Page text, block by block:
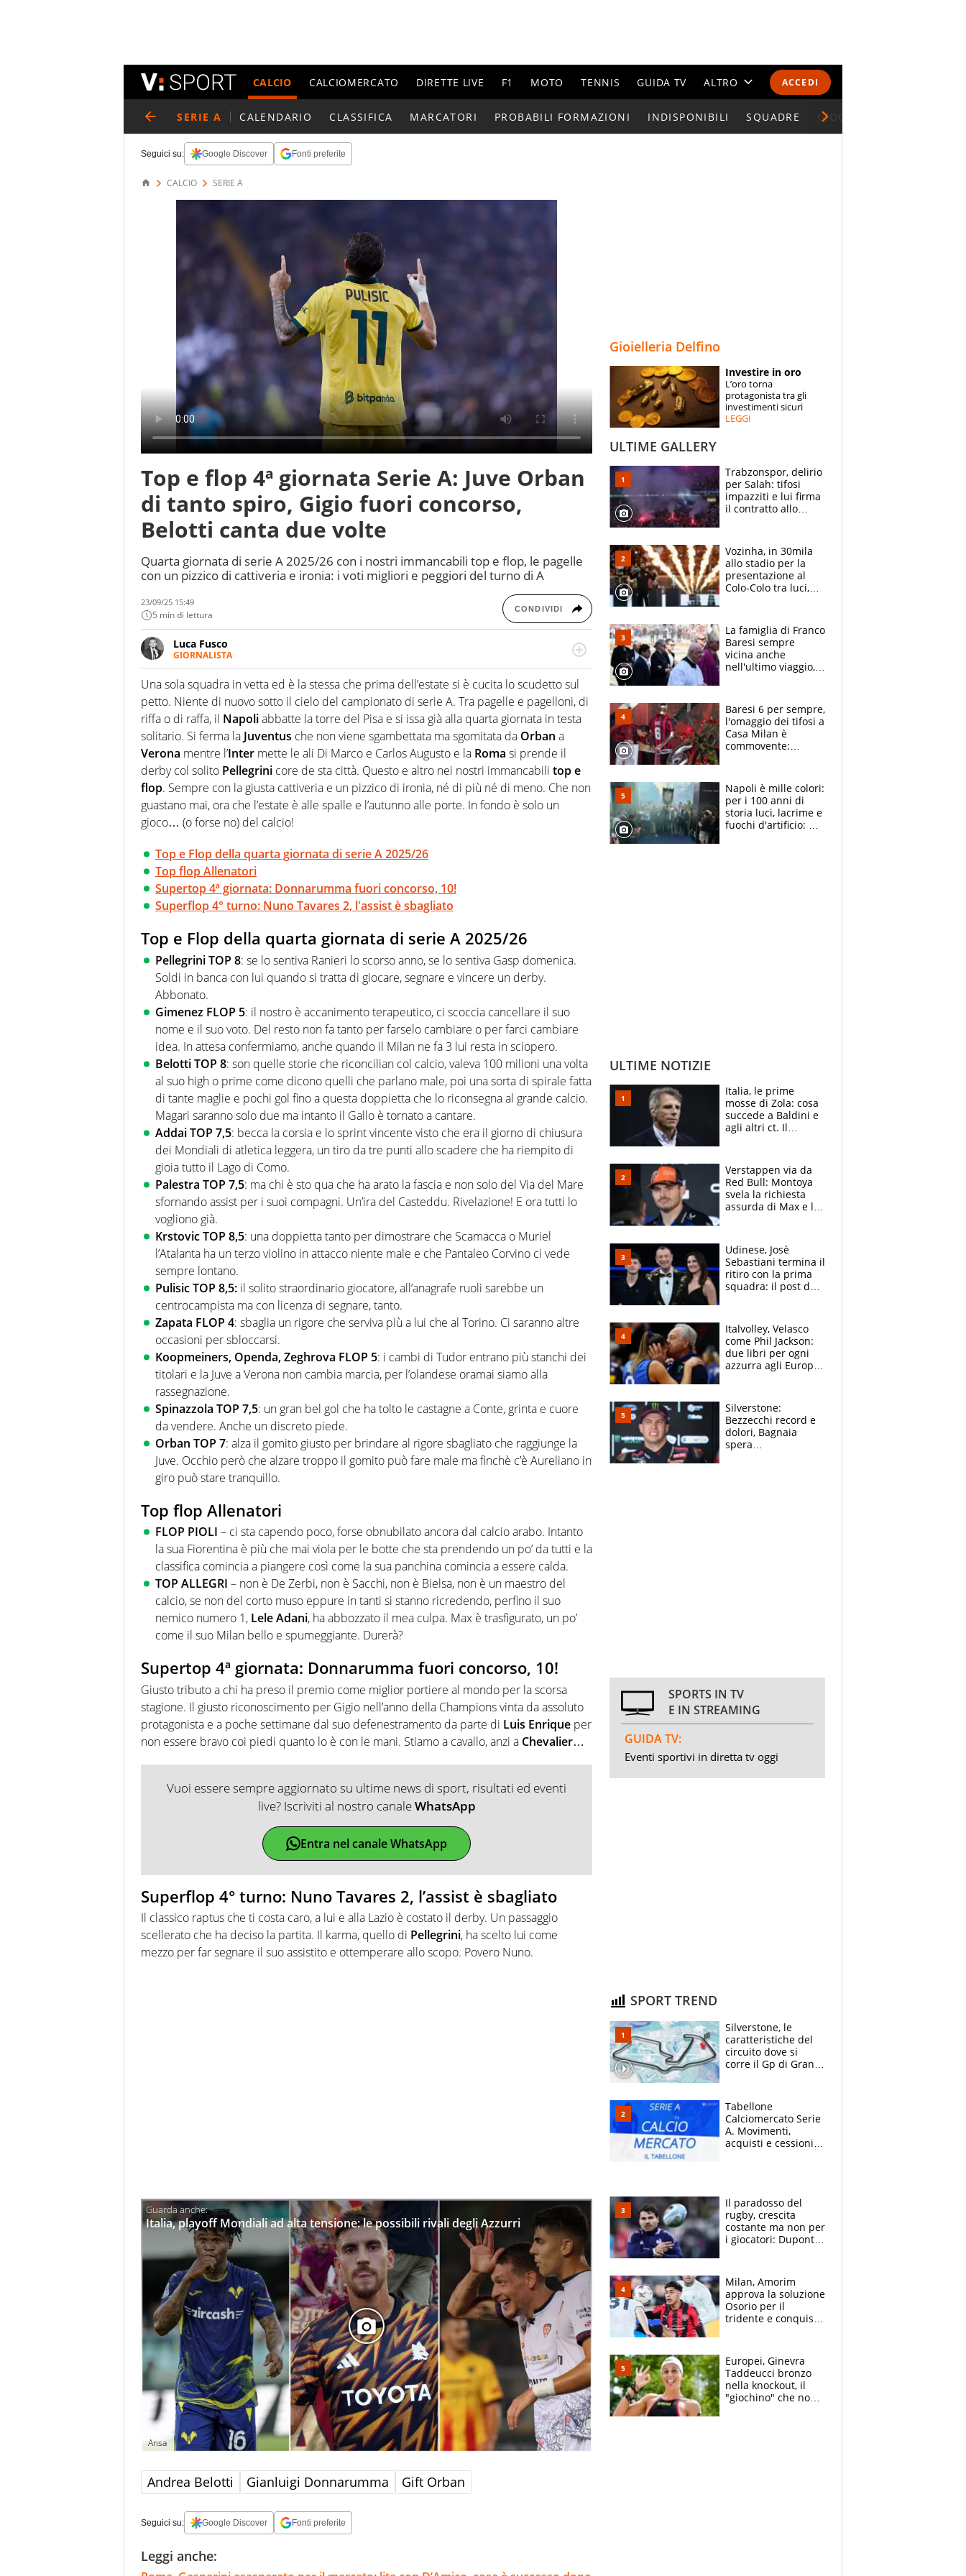
ACCEDI
CALCIO CALCIOMERCATO DIRETTE LIVE F1 MOTO TENNIS GUIDA TV ALTRO
CALENDARI E CLASSIFICHE
ESPERTI
CONTATTI
SERIE A CALENDARIO CLASSIFICA MARCATORI PROBABILI FORMAZIONI INDISPONIBILI SQUADRE GIOCATORI SERIE A
Seguici su: Google Discover Fonti preferite
CALCIO SERIE A
Top e flop 4ª giornata Serie A: Juve Orban
di tanto spiro, Gigio fuori concorso,
Belotti canta due volte
Quarta giornata di serie A 2025/26 con i nostri immancabili top e flop, le pagelle
con un pizzico di cattiveria e ironia: i voti migliori e peggiori del turno di A
23/09/25 15:49
5 min di lettura CONDIVIDI
Luca Fusco
GIORNALISTA
Giornalista multimediale. Quando si accendono i motori, lui sgasa, impenna, derapa. E
spesso e volentieri finisce sul podio
Una sola squadra in vetta ed è la stessa che prima dell’estate si è cucita lo scudetto sul
petto. Niente di nuovo sotto il cielo del campionato di serie A. Tra pagelle e pagelloni, di
riffa o di raffa, il Napoliabbatte la torre del Pisa e si issa già alla quarta giornata in testa
solitario. Si ferma la Juventus che non viene sgambettata ma sgomitata da Orban a
Verona mentre l’Inter mette le ali Di Marco e Carlos Augusto e la Roma si prende il
derby col solito Pellegrini core de sta città. Questo e altro nei nostri immancabili top e
flop. Sempre con la giusta cattiveria e un pizzico di ironia, né di più né di meno. Che non
guastano mai, ora che l’estate è alle spalle e l’autunno alle porte. In fondo è solo un
gioco… (o forse no) del calcio!
Top e Flop della quarta giornata di serie A 2025/26
Top flop Allenatori
Supertop 4ª giornata: Donnarumma fuori concorso, 10!
Superflop 4° turno: Nuno Tavares 2, l'assist è sbagliato
Top e Flop della quarta giornata di serie A 2025/26
Pellegrini TOP 8: se lo sentiva Ranieri lo scorso anno, se lo sentiva Gasp domenica.
Soldi in banca con lui quando si tratta di giocare, segnare e vincere un derby.
Abbonato.
Gimenez FLOP 5: il nostro è accanimento terapeutico, ci scoccia cancellare il suo
nome e il suo voto. Del resto non fa tanto per farselo cambiare o per farci cambiare
idea. In attesa confermiamo, anche quando il Milan ne fa 3 lui resta in sciopero.
Belotti TOP 8: son quelle storie che riconcilian col calcio, valeva 100 milioni una volta
al suo high o prime come dicono quelli che parlano male, poi una sorta di spirale fatta
di tante maglie e pochi gol fino a questa doppietta che lo riconsegna al grande calcio.
Magari saranno solo due ma intanto il Gallo è tornato a cantare.
Addai TOP 7,5: becca la corsia e lo sprint vincente visto che era il giorno di chiusura
dei Mondiali di atletica leggera, un tiro da tre punti allo scadere che ha riempito di
gioia tutto il Lago di Como.
Palestra TOP 7,5: ma chi è sto qua che ha arato la fascia e non solo del Via del Mare
sfornando assist per i suoi compagni. Un’ira del Casteddu. Rivelazione! E ora tutti lo
vogliono già.
Krstovic TOP 8,5: una doppietta tanto per dimostrare che Scamacca o Muriel
l’Atalanta ha un terzo violino in attacco niente male e che Pantaleo Corvino ci vede
sempre lontano.
Pulisic TOP 8,5: il solito straordinario giocatore, all’anagrafe ruoli sarebbe un
centrocampista ma con licenza di segnare, tanto.
Zapata FLOP 4: sbaglia un rigore che serviva più a lui che al Torino. Ci saranno altre
occasioni per sbloccarsi.
Koopmeiners, Openda, Zeghrova FLOP 5: i cambi di Tudor entrano più stanchi dei
titolari e la Juve a Verona non cambia marcia, per l’olandese oramai siamo alla
rassegnazione.
Spinazzola TOP 7,5: un gran bel gol che ha tolto le castagne a Conte, grinta e cuore
da vendere. Anche un discreto piede.
Orban TOP 7: alza il gomito giusto per brindare al rigore sbagliato che raggiunge la
Juve. Occhio però che alzare troppo il gomito può fare male ma finchè c’è Aureliano in
giro può stare tranquillo.
Top flop Allenatori
FLOP PIOLI – ci sta capendo poco, forse obnubilato ancora dal calcio arabo. Intanto
la sua Fiorentina è più che mai viola per le botte che sta prendendo un po’ da tutti e la
classifica comincia a piangere così come la sua panchina comincia a essere calda.
TOP ALLEGRI – non è De Zerbi, non è Sacchi, non è Bielsa, non è un maestro del
calcio, se non del corto muso eppure in tanti si stanno ricredendo, perfino il suo
nemico numero 1, Lele Adani, ha abbozzato il mea culpa. Max è trasfigurato, un po’
come il suo Milan bello e spumeggiante. Durerà?
Supertop 4ª giornata: Donnarumma fuori concorso, 10!
Giusto tributo a chi ha preso il premio come miglior portiere al mondo per la scorsa
stagione. Il giusto riconoscimento per Gigio nell’anno della Champions vinta da assoluto
protagonista e a poche settimane dal suo defenestramento da parte di Luis Enrique per
non essere bravo coi piedi quanto lo è con le mani. Stiamo a cavallo, anzi a Chevalier…
Vuoi essere sempre aggiornato su ultime news di sport, risultati ed eventi
live? Iscriviti al nostro canaleWhatsApp
Entra nel canale WhatsApp
Superflop 4° turno: Nuno Tavares 2, l’assist è sbagliato
Il classico raptus che ti costa caro, a lui e alla Lazio è costato il derby. Un passaggio
scellerato che ha deciso la partita. Il karma, quello di Pellegrini, ha scelto lui come
mezzo per far segnare il suo assistito e ottemperare allo scopo. Povero Nuno.
Italia, playoff Mondiali ad alta tensione: le possibili rivali degli Azzurri
Ansa
Andrea Belotti Gianluigi Donnarumma Gift Orban
Seguici su: Google Discover Fonti preferite
Leggi anche:
Gioielleria Delfino
Investire in oro
L’oro torna
protagonista tra gli
investimenti sicuri
LEGGI
ULTIME GALLERY
Trabzonspor, delirio
per Salah: tifosi
impazziti e lui firma
il contratto allo
Vozinha, in 30mila
allo stadio per la
presentazione al
Colo-Colo tra luci,
La famiglia di Franco
Baresi sempre
vicina anche
nell'ultimo viaggio,
circondati
dall'affetto dei tifosi
Baresi 6 per sempre,
l'omaggio dei tifosi a
Casa Milan è
commovente:
bigliettini
Napoli è mille colori:
per i 100 anni di
storia luci, lacrime e
fuochi d'artificio: De
ULTIME NOTIZIE
Italia, le prime
mosse di Zola: cosa
succede a Baldini e
agli altri ct. Il
azzurri
Verstappen via da
Red Bull: Montoya
svela la richiesta
assurda di Max e lo
McLaren siano
meglio?”
Udinese, Josè
Sebastiani termina il
ritiro con la prima
squadra: il post del
sfondo
Italvolley, Velasco
come Phil Jackson:
due libri per ogni
azzurra agli Europei.
Silverstone:
Bezzecchi record e
dolori, Bagnaia
spera
SPORTS IN TV
E IN STREAMING
GUIDA TV:
Eventi sportivi in diretta tv oggi
SPORT TREND
Silverstone, le
caratteristiche del
circuito dove si
corre il Gp di Gran
Tabellone
Calciomercato Serie
A. Movimenti,
acquisti e cessioni:
Il paradosso del
rugby, crescita
costante ma non per
i giocatori: Dupont
solo 1,4 milioni
all'anno
Milan, Amorim
approva la soluzione
Osorio per il
tridente e conquista
Allegri
Europei, Ginevra
Taddeucci bronzo
nella knockout, il
"giochino" che non